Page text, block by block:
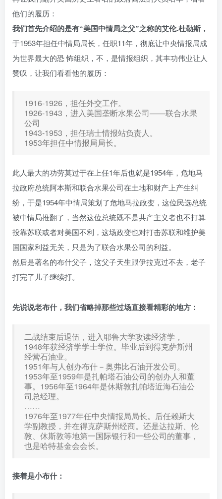
他们的履历：
我们首先介绍的是有“美国中情局之父”之称的艾伦.杜勒斯，
于1953年担任中情局局长，任职11年，彻底让中央情报局成
为世界最大的恐 怖组织，不，是情报组织，其丰功伟业让人
赞叹，让我们看看他的履历：
1916-1926，担任外交工作。
1926-1943，进入美国垄断水果公司——联合水果
公司
1943-1953，担任瑞士情报站负责人。
1953年担任中情报局局长。
此人最大的功劳莫过于在上任1年后也就是1954年，危地马
拉政府总统阿本斯和联合水果公司在土地和财产上产生纠
纷，于是1954年中情局策划了危地马拉政变，这位民选总统
被中情局推翻了，当然这位总统既不是共产主义者也不打算
投靠苏联或者对美国不利，这场政变也对打击苏联和维护美
国国家利益无关，只是为了联合水果公司的利益。
然后是著名的布什父子，这父子天生跟伊拉克过不去，老子
打完了儿子继续打。
先说说老布什，我们省略掉那些过场直接看精彩的地方：
二战结束后退伍，进入耶鲁大学攻读经济学，
1948年获经济学学士学位。毕业后到得克萨斯州
经营石油业。
1951年与人创办布什－奥弗比石油开发公司。
1953年至1959年是扎帕塔石油公司的创办人和董
事。1956年至1964年是休斯敦扎帕塔近海石油公
司总经理。
……
1976年至1977年任中央情报局局长。后任赖斯大
学副教授，并在得克萨斯州经商。还是达拉斯、伦
敦、休斯敦等地第一国际银行和一些公司的董事，
也是哈特基金会会长。
接着是小布什：